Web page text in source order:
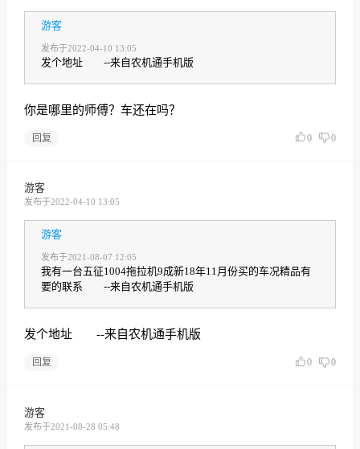
游客
发布于2022-04-10 13:05
发个地址 --来自农机通手机版
你是哪里的师傅？车还在吗？
回复 0 0
游客
发布于2022-04-10 13:05
游客
发布于2021-08-07 12:05
我有一台五征1004拖拉机9成新18年11月份买的车况精品有
要的联系 --来自农机通手机版
发个地址 --来自农机通手机版
回复 0 0
游客
发布于2021-08-28 05:48